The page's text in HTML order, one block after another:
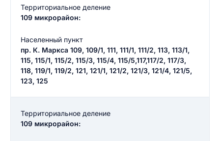
Территориальное деление
109 микрорайон:
Населенный пункт
пр. К. Маркса 109, 109/1, 111, 111/1, 111/2, 113, 113/1,
115, 115/1, 115/2, 115/3, 115/4, 115/5,117,117/2, 117/3,
118, 119/1, 119/2, 121, 121/1, 121/2, 121/3, 121/4, 121/5,
123, 125
Территориальное деление
109 микрорайон: